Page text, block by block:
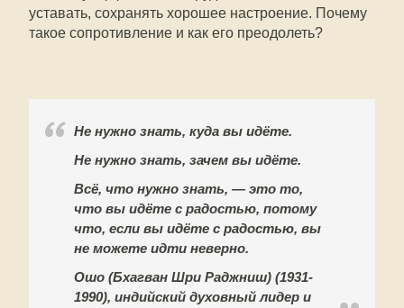
уставать, сохранять хорошее настроение. Почему
такое сопротивление и как его преодолеть?
Не нужно знать, куда вы идёте.
Не нужно знать, зачем вы идёте.
Всё, что нужно знать, — это то,
что вы идёте с радостью, потому
что, если вы идёте с радостью, вы
не можете идти неверно.
Ошо (Бхагван Шри Раджниш) (1931-
1990), индийский духовный лидер и